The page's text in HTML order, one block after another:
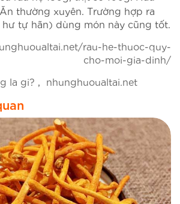
thường xuyên. Trường hợp ra
tự hãn) dùng món này cũng tốt.
rau-he-thuoc-quy-
cho-moi-gia-dinh/
la gi? nhunghuoualtai.net